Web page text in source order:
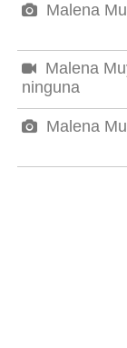
Malena
Malena
ninguna
Malena